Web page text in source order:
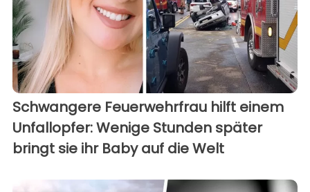
Schwangere Feuerwehrfrau hilft einem
Unfallopfer: Wenige Stunden später
bringt sie ihr Baby auf die Welt